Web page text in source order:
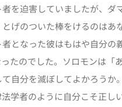
を迫害していましたが、
げのついた棒をけるのは
となった彼はもはや自分
たのでした。ソロモンは
自分を滅ぼしてよかろう
学者のように自分こそ正